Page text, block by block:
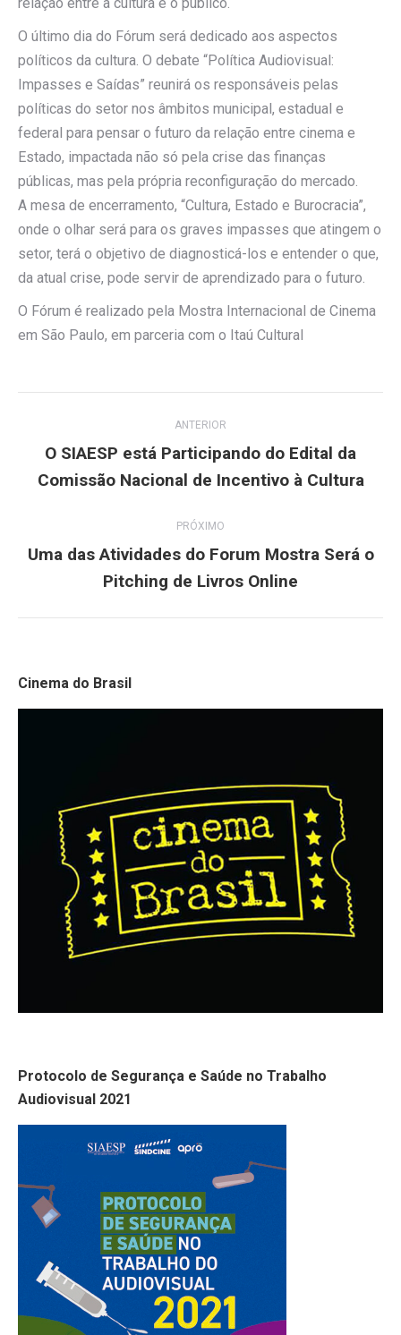
relação entre a cultura e o público.
O último dia do Fórum será dedicado aos aspectos
políticos da cultura. O debate “Política Audiovisual:
Impasses e Saídas” reunirá os responsáveis pelas
políticas do setor nos âmbitos municipal, estadual e
federal para pensar o futuro da relação entre cinema e
Estado, impactada não só pela crise das finanças
públicas, mas pela própria reconfiguração do mercado.
A mesa de encerramento, “Cultura, Estado e Burocracia”,
onde o olhar será para os graves impasses que atingem o
setor, terá o objetivo de diagnosticá-los e entender o que,
da atual crise, pode servir de aprendizado para o futuro.
O Fórum é realizado pela Mostra Internacional de Cinema
em São Paulo, em parceria com o Itaú Cultural
de
post:
ANTERIOR
Post
anterior:
O SIAESP está Participando do Edital da
Comissão Nacional de Incentivo à Cultura
PRÓXIMO
post:
Uma das Atividades do Forum Mostra Será o
Pitching de Livros Online
Cinema do Brasil
Protocolo de Segurança e Saúde no Trabalho
Audiovisual 2021